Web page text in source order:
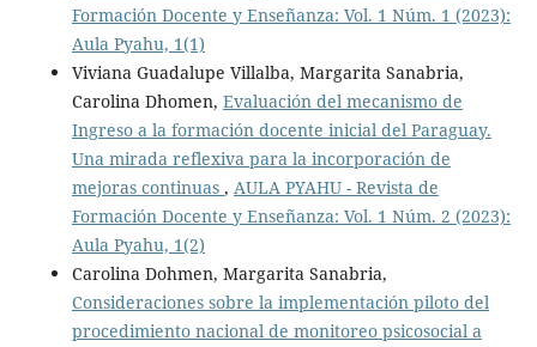
Formación Docente y Enseñanza: Vol. 1 Núm. 1 (2023):
Aula Pyahu, 1(1)
Viviana Guadalupe Villalba, Margarita Sanabria,
Carolina Dhomen, Evaluación del mecanismo de
Ingreso a la formación docente inicial del Paraguay.
Una mirada reflexiva para la incorporación de
mejoras continuas , AULA PYAHU - Revista de
Formación Docente y Enseñanza: Vol. 1 Núm. 2 (2023):
Aula Pyahu, 1(2)
Carolina Dohmen, Margarita Sanabria,
Consideraciones sobre la implementación piloto del
procedimiento nacional de monitoreo psicosocial a